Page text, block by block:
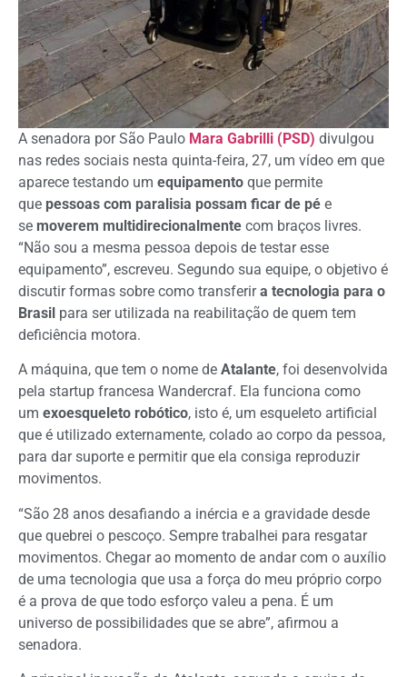
A senadora por São Paulo Mara Gabrilli (PSD) divulgou
nas redes sociais nesta quinta-feira, 27, um vídeo em que
aparece testando um equipamento que permite
que pessoas com paralisia possam ficar de pé e
se moverem multidirecionalmente com braços livres.
“Não sou a mesma pessoa depois de testar esse
equipamento”, escreveu. Segundo sua equipe, o objetivo é
discutir formas sobre como transferira tecnologia para o
Brasil para ser utilizada na reabilitação de quem tem
deficiência motora.
A máquina, que tem o nome de Atalante, foi desenvolvida
pela startup francesa Wandercraf. Ela funciona como
um exoesqueleto robótico, isto é, um esqueleto artificial
que é utilizado externamente, colado ao corpo da pessoa,
para dar suporte e permitir que ela consiga reproduzir
movimentos.
“São 28 anos desafiando a inércia e a gravidade desde
que quebrei o pescoço. Sempre trabalhei para resgatar
movimentos. Chegar ao momento de andar com o auxílio
de uma tecnologia que usa a força do meu próprio corpo
é a prova de que todo esforço valeu a pena. É um
universo de possibilidades que se abre”, afirmou a
senadora.